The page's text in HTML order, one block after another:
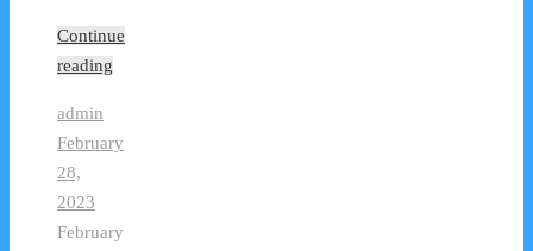
Continue
reading
admin
February
28,
2023
February